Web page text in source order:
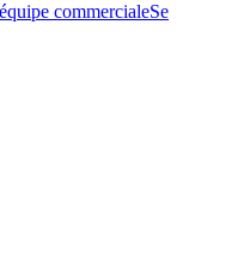
commercialeSe